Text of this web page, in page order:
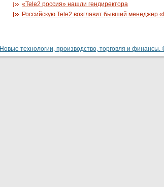
«Tele2 россия» нашли гендиректора
Российскую Tele2 возглавит бывший менеджер
Новые технологии, производство, торговля и финансы.